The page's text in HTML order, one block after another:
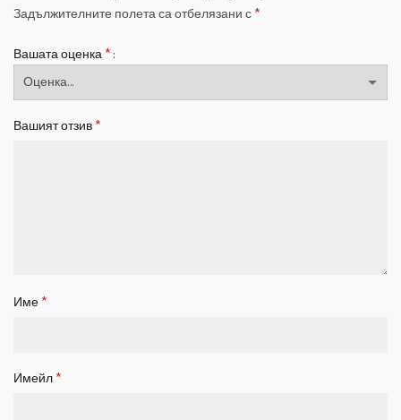
Задължителните полета са отбелязани с *
Вашата оценка *
Вашият отзив *
Име *
Имейл *